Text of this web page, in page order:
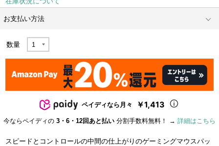
お支払い方法
数量
ペイディなら月々 ￥1,413
今ならペイディの 3・6・12回あと払い 分割手数料無料！ → 詳細はこちら
スピードとコントロールの中間の仕上がりのゲーミングマウスパッ